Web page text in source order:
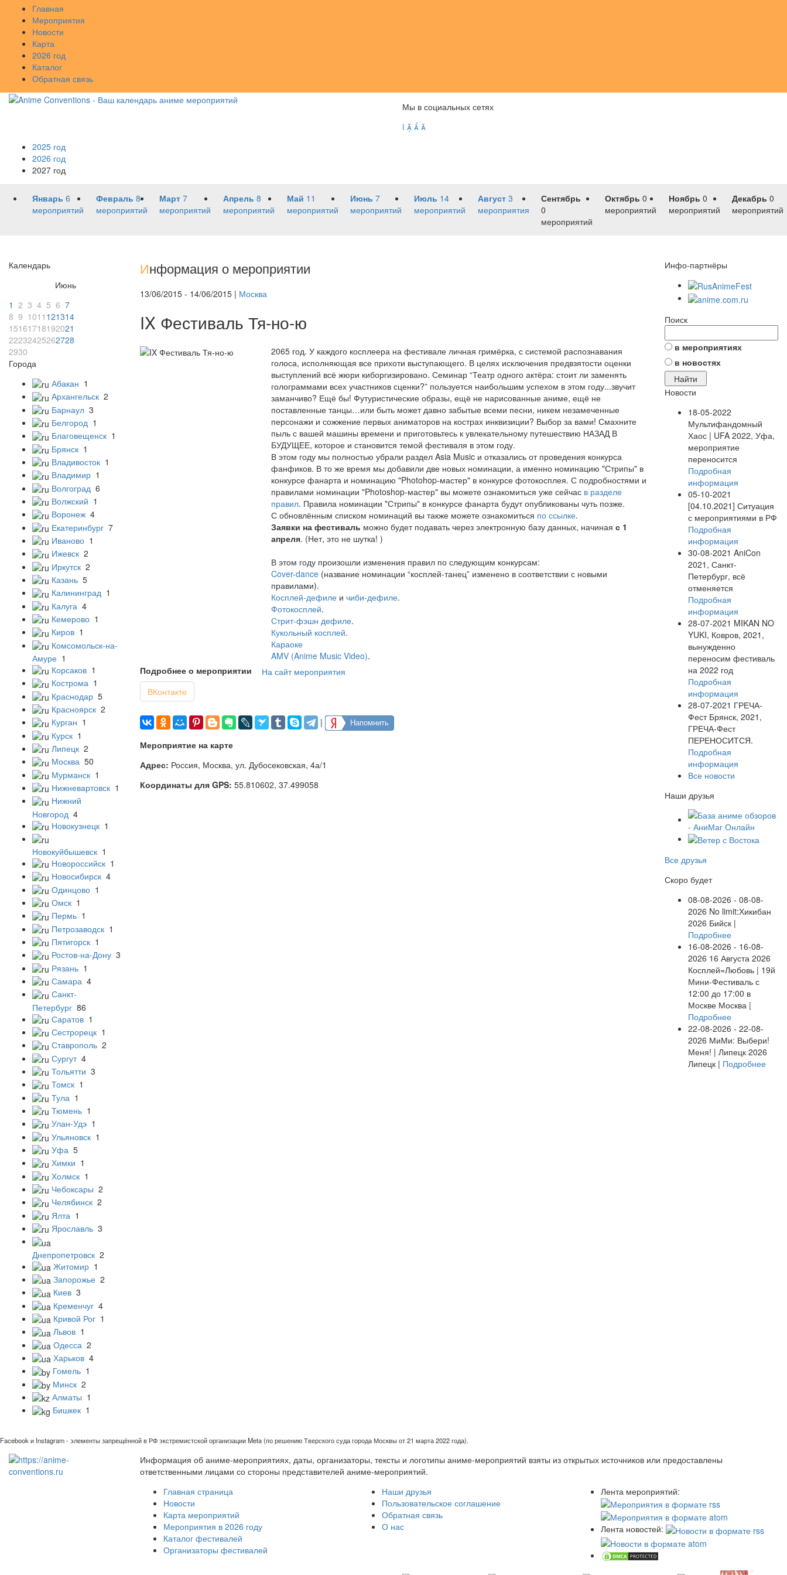
Главная
Мероприятия
Новости
Карта
2026 год
Каталог
Обратная связь
Мы в социальных сетях
   
2025 год
2026 год
2027 год
Январь 6
мероприятий
Февраль 8
мероприятий
Март 7
мероприятий
Апрель 8
мероприятий
Май 11
мероприятий
Июнь 7
мероприятий
Июль 14
мероприятий
Август 3
мероприятия
Сентябрь
0
мероприятий
Октябрь 0
мероприятий
Ноябрь 0
мероприятий
Декабрь 0
мероприятий
Календарь
Июнь
1 2 3 4 5 6 7
8 9 1011 121314
15161718192021
22232425262728
2930
Города
Абакан 1
Архангельск 2
Барнаул 3
Белгород 1
Благовещенск 1
Брянск 1
Владивосток 1
Владимир 1
Волгоград 6
Волжский 1
Воронеж 4
Екатеринбург 7
Иваново 1
Ижевск 2
Иркутск 2
Казань 5
Калининград 1
Калуга 4
Кемерово 1
Киров 1
Комсомольск-на-
Амуре 1
Корсаков 1
Кострома 1
Краснодар 5
Красноярск 2
Курган 1
Курск 1
Липецк 2
Москва 50
Мурманск 1
Нижневартовск 1
Нижний
Новгород 4
Новокузнецк 1
Новокуйбышевск 1
Новороссийск 1
Новосибирск 4
Одинцово 1
Омск 1
Пермь 1
Петрозаводск 1
Пятигорск 1
Ростов-на-Дону 3
Рязань 1
Самара 4
Санкт-
Петербург 86
Саратов 1
Сестрорецк 1
Ставрополь 2
Сургут 4
Тольятти 3
Томск 1
Тула 1
Тюмень 1
Улан-Удэ 1
Ульяновск 1
Уфа 5
Химки 1
Холмск 1
Чебоксары 2
Челябинск 2
Ялта 1
Ярославль 3
Днепропетровск 2
Житомир 1
Запорожье 2
Киев 3
Кременчуг 4
Кривой Рог 1
Львов 1
Одесса 2
Харьков 4
Гомель 1
Минск 2
Алматы 1
Бишкек 1
Информация о мероприятии
13/06/2015 - 14/06/2015 | Москва
IX Фестиваль Тя-но-ю
2065 год. У каждого косплеера на фестивале личная гримёрка, с системой распознавания
голоса, исполняющая все прихоти выступающего. В целях исключения предвзятости оценки
выступлений всё жюри киборгизировано. Семинар “Театр одного актёра: стоит ли заменять
голограммами всех участников сценки?” пользуется наибольшим успехом в этом году...звучит
заманчиво? Ещё бы! Футуристические образы, ещё не нарисованные аниме, ещё не
поставленные танцы…или быть может давно забытые всеми песни, никем незамеченные
персонажи и сожжение первых аниматоров на кострах инквизиции? Выбор за вами! Смахните
пыль с вашей машины времени и приготовьтесь к увлекательному путешествию НАЗАД В
БУДУЩЕЕ, которое и становится темой фестиваля в этом году.
В этом году мы полностью убрали раздел Asia Music и отказались от проведения конкурса
фанфиков. В то же время мы добавили две новых номинации, а именно номинацию "Стрипы" в
конкурсе фанарта и номинацию "Photohop-мастер" в конкурсе фотокосплея. С подробностями и
правилами номинации "Photoshop-мастер" вы можете ознакомиться уже сейчас в разделе
правил. Правила номинации "Стрипы" в конкурсе фанарта будут опубликованы чуть позже.
С обновлённым списком номинаций вы также можете ознакомиться по ссылке.
Заявки на фестиваль можно будет подавать через электронную базу данных, начиная с 1
апреля. (Нет, это не шутка! )
В этом году произошли изменения правил по следующим конкурсам:
Cover-dance (название номинации “косплей-танец” изменено в соответствии с новыми
правилами).
Косплей-дефиле и чиби-дефиле.
Фотокосплей.
Стрит-фэшн дефиле.
Кукольный косплей.
Караоке
AMV (Anime Music Video).
Подробнее о мероприятии
На сайт мероприятия
ВКонтакте
| Напомнить
Мероприятие на карте
Адрес: Россия, Москва, ул. Дубосековская, 4а/1
Координаты для GPS: 55.810602, 37.499058
Инфо-партнёры
Поиск
в мероприятиях
в новостях
Новости
18-05-2022
Мультифандомный
Хаос | UFA 2022, Уфа,
мероприятие
переносится
Подробная
информация
05-10-2021
[04.10.2021] Ситуация
с мероприятиями в РФ
Подробная
информация
30-08-2021 AniCon
2021, Санкт-
Петербург, всё
отменяется
Подробная
информация
28-07-2021 MIKAN NO
YUKI, Ковров, 2021,
вынужденно
переносим фестиваль
на 2022 год
Подробная
информация
28-07-2021 ГРЕЧА-
Фест Брянск, 2021,
ГРЕЧА-Фест
ПЕРЕНОСИТСЯ.
Подробная
информация
Все новости
Наши друзья
Все друзья
Скоро будет
08-08-2026 - 08-08-
2026 No limit:Хикибан
2026 Бийск |
Подробнее
16-08-2026 - 16-08-
2026 16 Августа 2026
Косплей=Любовь | 19й
Мини-Фестиваль с
12:00 до 17:00 в
Москве Москва |
Подробнее
22-08-2026 - 22-08-
2026 МиМи: Выбери!
Меня! | Липецк 2026
Липецк | Подробнее
Facebook и Instagram - элементы запрещённой в РФ экстремистской организации Meta (по решению Тверского суда города Москвы от 21 марта 2022 года).
Информация об аниме-мероприятиях, даты, организаторы, тексты и логотипы аниме-мероприятий взяты из открытых источников или предоставлены
ответственными лицами со стороны представителей аниме-мероприятий.
Главная страница
Новости
Карта мероприятий
Мероприятия в 2026 году
Каталог фестивалей
Организаторы фестивалей
Наши друзья
Пользовательское соглашение
Обратная связь
О нас
Лента мероприятий:
Лента новостей: